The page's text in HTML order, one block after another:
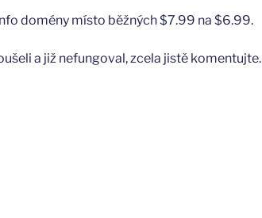
domény místo běžných $7.99 na $6.99.
a již nefungoval, zcela jistě komentujte.